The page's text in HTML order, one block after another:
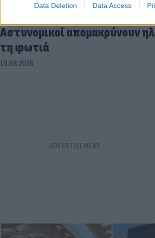
Data Deletion Data Access
Αστυνομικοί απομακρύνουν
τη φωτιά
10.08.2026